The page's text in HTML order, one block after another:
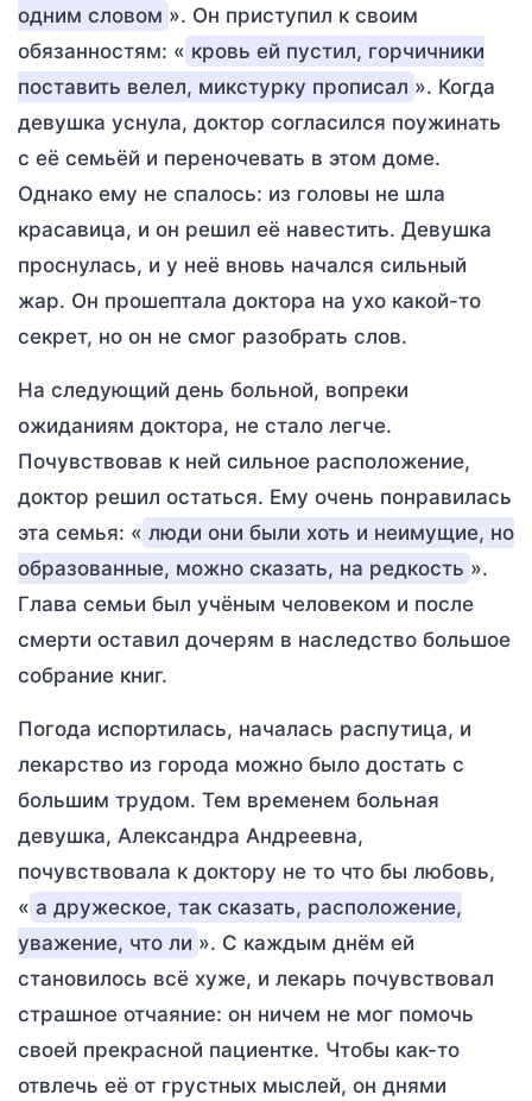
одним словом ». Он приступил к своим
обязанностям: « кровь ей пустил, горчичники
поставить велел, микстурку прописал ». Когда
девушка уснула, доктор согласился поужинать
с её семьёй и переночевать в этом доме.
Однако ему не спалось: из головы не шла
красавица, и он решил её навестить. Девушка
проснулась, и у неё вновь начался сильный
жар. Он прошептала доктора на ухо какой-то
секрет, но он не смог разобрать слов.
На следующий день больной, вопреки
ожиданиям доктора, не стало легче.
Почувствовав к ней сильное расположение,
доктор решил остаться. Ему очень понравилась
эта семья: « люди они были хоть и неимущие, но
образованные, можно сказать, на редкость ».
Глава семьи был учёным человеком и после
смерти оставил дочерям в наследство большое
собрание книг.
Погода испортилась, началась распутица, и
лекарство из города можно было достать с
большим трудом. Тем временем больная
девушка, Александра Андреевна,
почувствовала к доктору не то что бы любовь,
« а дружеское, так сказать, расположение,
уважение, что ли ». С каждым днём ей
становилось всё хуже, и лекарь почувствовал
страшное отчаяние: он ничем не мог помочь
своей прекрасной пациентке. Чтобы как-то
отвлечь её от грустных мыслей, он днями